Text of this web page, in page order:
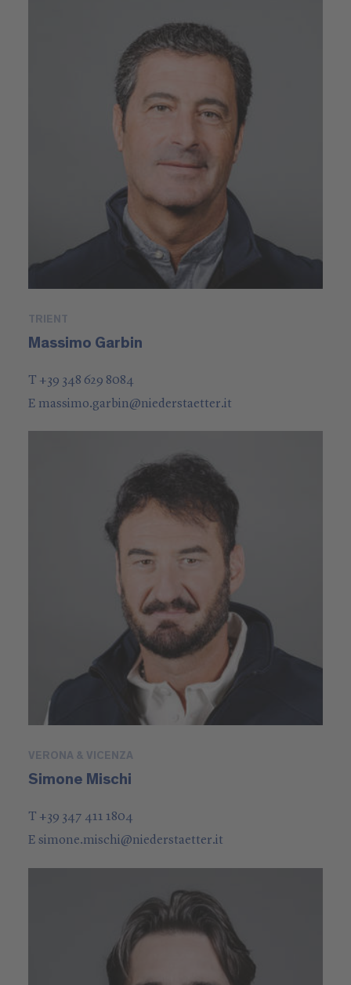
TRIENT
Massimo Garbin
T +39 348 629 8084
E massimo.garbin@niederstaetter.it
VERONA & VICENZA
Simone Mischi
T +39 347 411 1804
Esimone.mischi@niederstaetter.it